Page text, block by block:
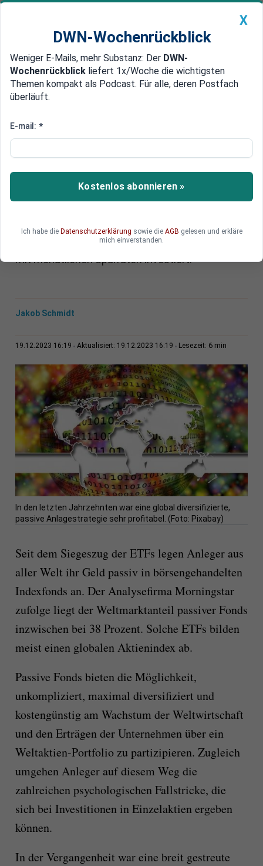
Newsticker MEIN DWN: Geldanlage Premium
Edelmetalle DWN-Magazin China
Passive Anlagestrategie mit
in die WeltAG investieren?
Indexfonds sind inzwischen fester Bestandteil in
den Portfolios vieler Anleger. Wir erklären, warum
Privatanleger ihr ETF-Porfolio strukturieren
können und ob man lieber alles auf einmal oder
mit monatlichen Sparraten investiert.
Jakob Schmidt
19.12.2023 16:19 Aktualisiert: 19.12.2023 16:19 Lesezeit: 6 min
In den letzten Jahrzehnten war eine global diversifizierte,
passive Anlagestrategie sehr profitabel. (Foto: Pixabay)
Seit dem Siegeszug der ETFs legen Anleger aus
aller Welt ihr Geld passiv in börsengehandelten
Indexfonds an. Der Analysefirma Morningstar
zufolge liegt der Weltmarktanteil passiver Fonds
inzwischen bei 38 Prozent. Solche ETFs bilden
meist einen globalen Aktienindex ab.
Passive Fonds bieten die Möglichkeit,
unkompliziert, maximal diversifiziert und
kostengünstig am Wachstum der Weltwirtschaft
und den Erträgen der Unternehmen über ein
Weltaktien-Portfolio zu partizipieren. Zugleich
umgehen Anleger auf diesem Weg die
zahlreichen psychologischen Fallstricke, die
sich bei Investitionen in Einzelaktien ergeben
können.
In der Vergangenheit war eine breit gestreute
X
DWN-Wochenrückblick
Weniger E-Mails, mehr Substanz: Der DWN-
Wochenrückblick liefert 1x/Woche die wichtigsten
Themen kompakt als Podcast. Für alle, deren Postfach
überläuft.
E-mail: *
Kostenlos abonnieren »
Ich habe die Datenschutzerklärung sowie die AGB gelesen und erkläre
mich einverstanden.